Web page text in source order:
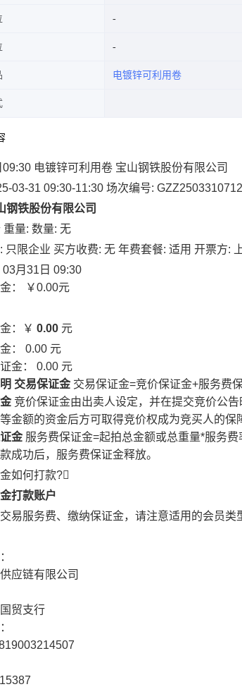
电镀锌可利用卷
电镀锌可利用卷 宝山钢铁股份有限公司
03-31 09:30-11:30 场次编号:
钢铁股份有限公司
重量: 数量: 无
只限企业 买方收费: 无 年费套餐: 适用 开票方:
03月31日 09:30
：
￥0.00元
：￥ 0.00 元
： 0.00 元
金： 0.00 元
交易保证金 交易保证金=竞价保证金+服务费
竞价保证金由出卖人设定，并在提交竞价公
金额的资金后方可取得竞价权成为竞买人的保
金 服务费保证金=起拍总金额或总重量*服务费
成功后，服务费保证金释放。
如何打款?
打款账户
易服务费、缴纳保证金，请注意适用的会员类
供应链有限公司
贸支行